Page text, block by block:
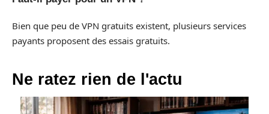
Bien que peu de VPN gratuits existent, plusieurs services
payants proposent des essais gratuits.
Ne ratez rien de l'actu